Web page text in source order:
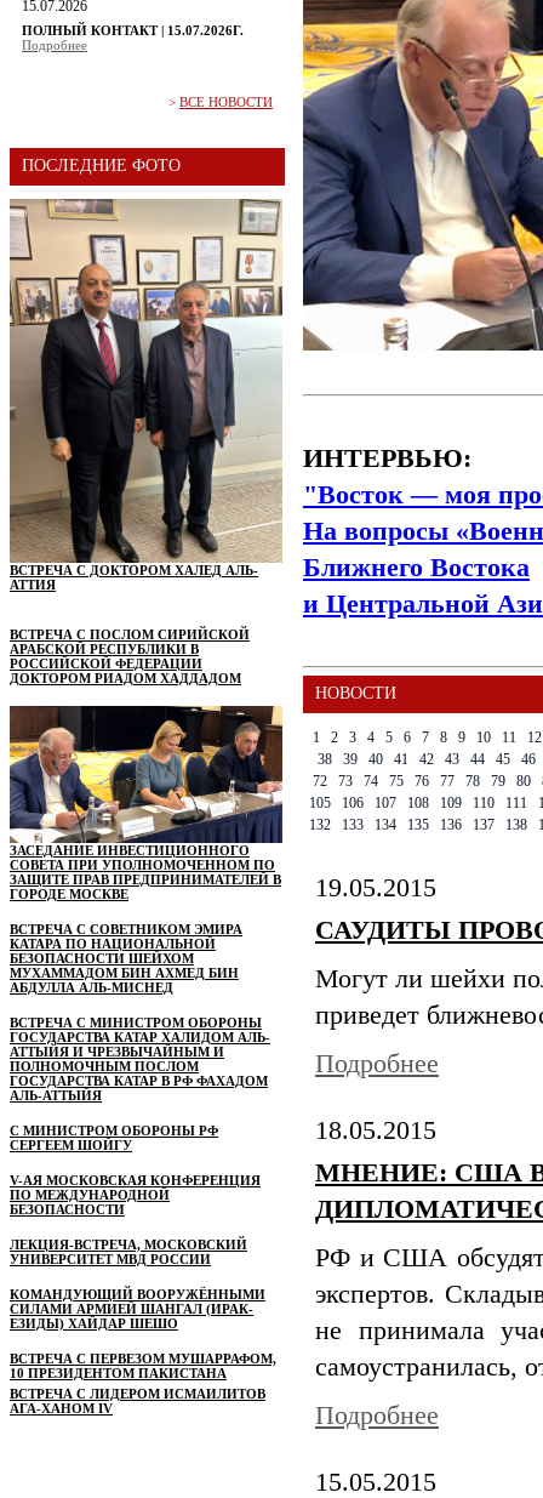
15.07.2026
ПОЛНЫЙ КОНТАКТ | 15.07.2026Г.
Подробнее
> ВСЕ НОВОСТИ
ПОСЛЕДНИЕ ФОТО
ВСТРЕЧА С ДОКТОРОМ ХАЛЕД АЛЬ-
АТТИЯ
ВСТРЕЧА С ПОСЛОМ СИРИЙСКОЙ
АРАБСКОЙ РЕСПУБЛИКИ В
РОССИЙСКОЙ ФЕДЕРАЦИИ
ДОКТОРОМ РИАДОМ ХАДДАДОМ
ЗАСЕДАНИЕ ИНВЕСТИЦИОННОГО
СОВЕТА ПРИ УПОЛНОМОЧЕННОМ ПО
ЗАЩИТЕ ПРАВ ПРЕДПРИНИМАТЕЛЕЙ В
ГОРОДЕ МОСКВЕ
ВСТРЕЧА С СОВЕТНИКОМ ЭМИРА
КАТАРА ПО НАЦИОНАЛЬНОЙ
БЕЗОПАСНОСТИ ШЕЙХОМ
МУХАММАДОМ БИН АХМЕД БИН
АБДУЛЛА АЛЬ-МИСНЕД
ВСТРЕЧА С МИНИСТРОМ ОБОРОНЫ
ГОСУДАРСТВА КАТАР ХАЛИДОМ АЛЬ-
АТТЫЙЯ И ЧРЕЗВЫЧАЙНЫМ И
ПОЛНОМОЧНЫМ ПОСЛОМ
ГОСУДАРСТВА КАТАР В РФ ФАХАДОМ
АЛЬ-АТТЫЙЯ
С МИНИСТРОМ ОБОРОНЫ РФ
СЕРГЕЕМ ШОЙГУ
V-АЯ МОСКОВСКАЯ КОНФЕРЕНЦИЯ
ПО МЕЖДУНАРОДНОЙ
БЕЗОПАСНОСТИ
ЛЕКЦИЯ-ВСТРЕЧА, МОСКОВСКИЙ
УНИВЕРСИТЕТ МВД РОССИИ
КОМАНДУЮЩИЙ ВООРУЖЁННЫМИ
СИЛАМИ АРМИЕЙ ШАНГАЛ (ИРАК-
ЕЗИДЫ) ХАЙДАР ШЕШО
ВСТРЕЧА С ПЕРВЕЗОМ МУШАРРАФОМ,
10 ПРЕЗИДЕНТОМ ПАКИСТАНА
ВСТРЕЧА С ЛИДЕРОМ ИСМАИЛИТОВ
АГА-ХАНОМ IV
ИНТЕРВЬЮ:
"Восток — моя
На вопросы
Ближнего Востока
и Центральной
НОВОСТИ
1 2 3 4 5 6 7 8 9 10 11
12
38
39 40 41 42 43 44 45
46
72
73 74 75 76 77 78 79 80
105
106 107 108 109 110 111
132
133 134 135 136 137 138
19.05.2015
САУДИТЫ
Могут ли шейхи
приведет
Подробнее
18.05.2015
МНЕНИЕ: США
РФ и США обсудят
экспертов.
не принимала
самоустранилась,
Подробнее
15.05.2015